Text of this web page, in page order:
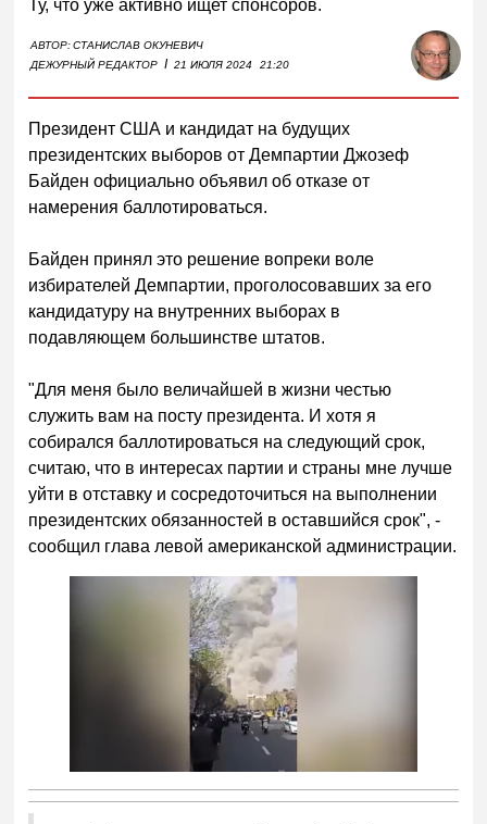
Ту, что уже активно ищет спонсоров.
АВТОР:СТАНИСЛАВ ОКУНЕВИЧ
ДЕЖУРНЫЙ РЕДАКТОР I 21 ИЮЛЯ 2024 21:20
Президент США и кандидат на будущих
президентских выборов от Демпартии Джозеф
Байден официально объявил об отказе от
намерения баллотироваться.
Байден принял это решение вопреки воле
избирателей Демпартии, проголосовавших за его
кандидатуру на внутренних выборах в
подавляющем большинстве штатов.
"Для меня было величайшей в жизни честью
служить вам на посту президента. И хотя я
собирался баллотироваться на следующий срок,
считаю, что в интересах партии и страны мне лучше
уйти в отставку и сосредоточиться на выполнении
президентских обязанностей в оставшийся срок", -
сообщил глава левой американской администрации.